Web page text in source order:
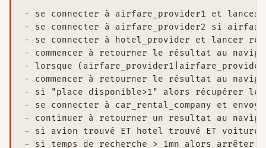
- se connecter à airfare_provider1 et lancer
- se connecter à airfare_provider2 si
- se connecter à hotel_provider et lancer
- commencer à retourner le résultat au
- lorsque
- commencer à retourner le résultat au
- si "place disponible>1" alors récupérer le
- se connecter à car_rental_company et
- continuer à retourner un resultat au
- si avion trouvé ET hotel trouvé ET
- si temps de recherche > 1mn alors arrêter